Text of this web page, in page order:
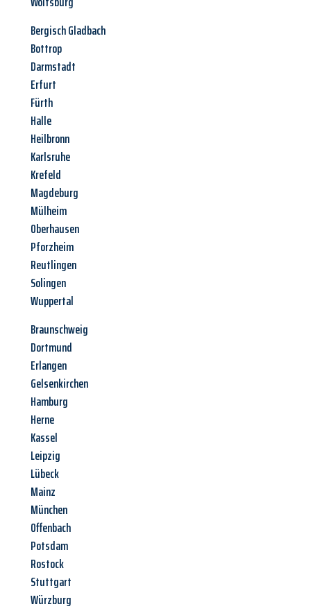
Bergisch Gladbach
Bottrop
Darmstadt
Erfurt
Fürth
Halle
Heilbronn
Karlsruhe
Krefeld
Magdeburg
Mülheim
Oberhausen
Pforzheim
Reutlingen
Solingen
Wuppertal
Braunschweig
Dortmund
Erlangen
Gelsenkirchen
Hamburg
Herne
Kassel
Leipzig
Lübeck
Mainz
München
Offenbach
Potsdam
Rostock
Stuttgart
Würzburg